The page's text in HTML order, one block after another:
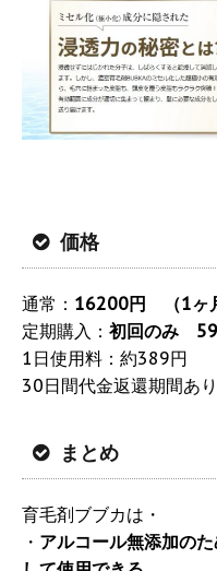
価格
通常： 16200円 （1ヶ
定期購入： 初回のみ
1日使用料：約389円
30日間代金返還期間あり
まとめ
育毛剤ブブカは・
・ アルコール無添加の